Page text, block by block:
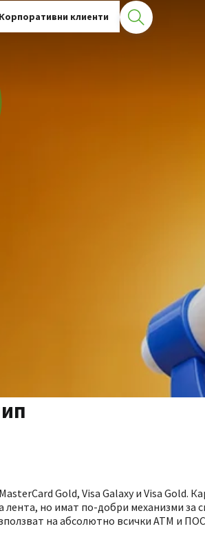
Корпоративни клиенти
Gold, Visa Galaxy и Visa Gold.
но имат по-добри механизми за
на абсолютно всички АТМ и